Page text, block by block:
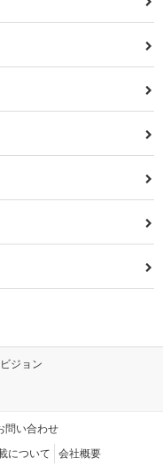
ジョン
問い合わせ
について 会社概要